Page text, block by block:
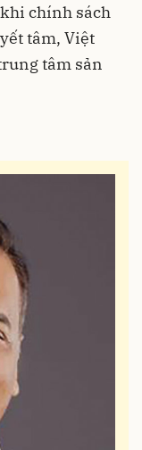
chính sách
tâm, Việt
tâm sản